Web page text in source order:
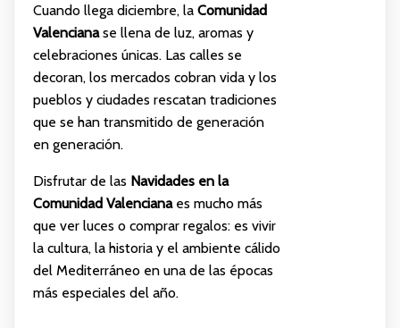
Cuando llega diciembre, la Comunidad
Valencianase llena de luz, aromas y
celebraciones únicas. Las calles se
decoran, los mercados cobran vida y los
pueblos y ciudades rescatan tradiciones
que se han transmitido de generación
en generación.
Disfrutar de las Navidades en la
Comunidad Valencianaes mucho más
que ver luces o comprar regalos: es vivir
la cultura, la historia y el ambiente cálido
del Mediterráneo en una de las épocas
más especiales del año.